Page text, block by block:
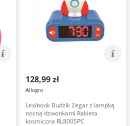
128,99 zł
Allegro
Lexibook Budzik Zegar z lampką
nocną dzwonkami Rakieta
kosmiczna RL800SPC